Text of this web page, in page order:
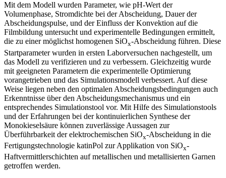
Mit dem Modell wurden Parameter, wie pH-Wert der
Volumenphase, Stromdichte bei der Abscheidung, Dauer der
Abscheidungspulse, und der Einfluss der Konvektion auf die
Filmbildung untersucht und experimentelle Bedingungen ermittelt,
die zu einer möglichst homogenen SiOx-Abscheidung führen. Diese
Startparameter wurden in ersten Laborversuchen nachgestellt, um
das Modell zu verifizieren und zu verbessern. Gleichzeitig wurde
mit geeigneten Parametern die experimentelle Optimierung
vorangetrieben und das Simulationsmodell verbessert. Auf diese
Weise liegen neben den optimalen Abscheidungsbedingungen auch
Erkenntnisse über den Abscheidungsmechanismus und ein
entsprechendes Simulationstool vor. Mit Hilfe des Simulationstools
und der Erfahrungen bei der kontinuierlichen Synthese der
Monokieselsäure können zuverlässige Aussagen zur
Überführbarkeit der elektrochemischen SiOx-Abscheidung in die
Fertigungstechnologie katinPol zur Applikation von SiOx-
Haftvermittlerschichten auf metallischen und metallisierten Garnen
getroffen werden.